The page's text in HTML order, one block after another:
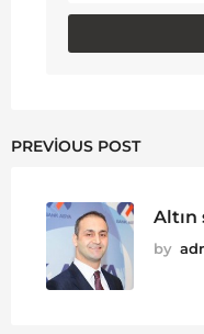
PREVIOUS POST
Altın
by